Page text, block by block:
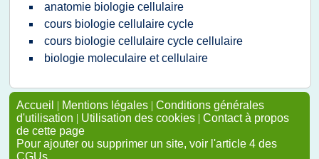
anatomie biologie cellulaire
cours biologie cellulaire cycle
cours biologie cellulaire cycle cellulaire
biologie moleculaire et cellulaire
Accueil | Mentions légales | Conditions générales
d'utilisation | Utilisation des cookies | Contact à propos
de cette page
Pour ajouter ou supprimer un site, voir l'article 4 des
CGUs